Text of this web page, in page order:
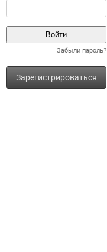
Забыли пароль?
Зарегистрироваться